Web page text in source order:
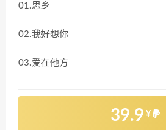
01.思乡
02.我好想你
03.爱在他方
39.9 ¥